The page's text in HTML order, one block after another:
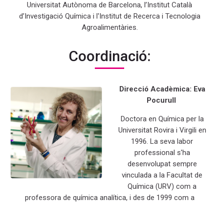
Universitat Autònoma de Barcelona, l’Institut Català
d’Investigació Química i l'Institut de Recerca i Tecnologia
Agroalimentàries.
Coordinació:
Direcció Acadèmica: Eva
Pocurull
Doctora en Química per la
Universitat Rovira i Virgili en
1996. La seva labor
professional s'ha
desenvolupat sempre
vinculada a la Facultat de
Química (URV) com a
professora de química analítica, i des de 1999 com a